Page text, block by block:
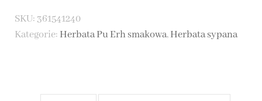
Erh
SKU: 361541240
Kategorie: Herbata Pu Erh smakowa,Herbata sypana